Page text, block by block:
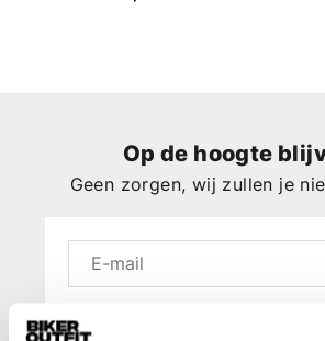
Op de hoogte
Geen zorgen, wij zullen je